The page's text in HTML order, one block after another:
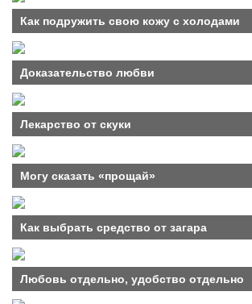
Как подружить свою кожу с холодами
Доказательство любви
Лекарство от скуки
Могу сказать «прощай»
Как выбрать средство от загара
Любовь отдельно, удобство отдельно